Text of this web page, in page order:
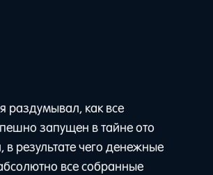
раздумывал, как все
запущен в тайне ото
результате чего денежные
все собранные